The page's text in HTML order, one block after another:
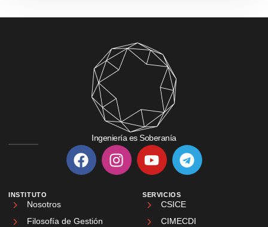
Ingeniería es Soberanía
INSTITUTO
Nosotros
Filosofía de Gestión
SERVICIOS
CSICE
CIMECDI